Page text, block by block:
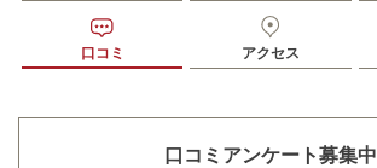
口コミ アクセス
口コミアンケート募集中